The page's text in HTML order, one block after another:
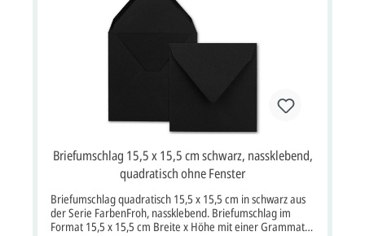
Briefumschlag 15,5 x 15,5 cm schwarz, nassklebend,
quadratisch ohne Fenster
Briefumschlag quadratisch 15,5 x 15,5 cm in schwarz aus
der Serie FarbenFroh, nassklebend. Briefumschlag im
Format 15,5 x 15,5 cm Breite x Höhe mit einer Grammatur